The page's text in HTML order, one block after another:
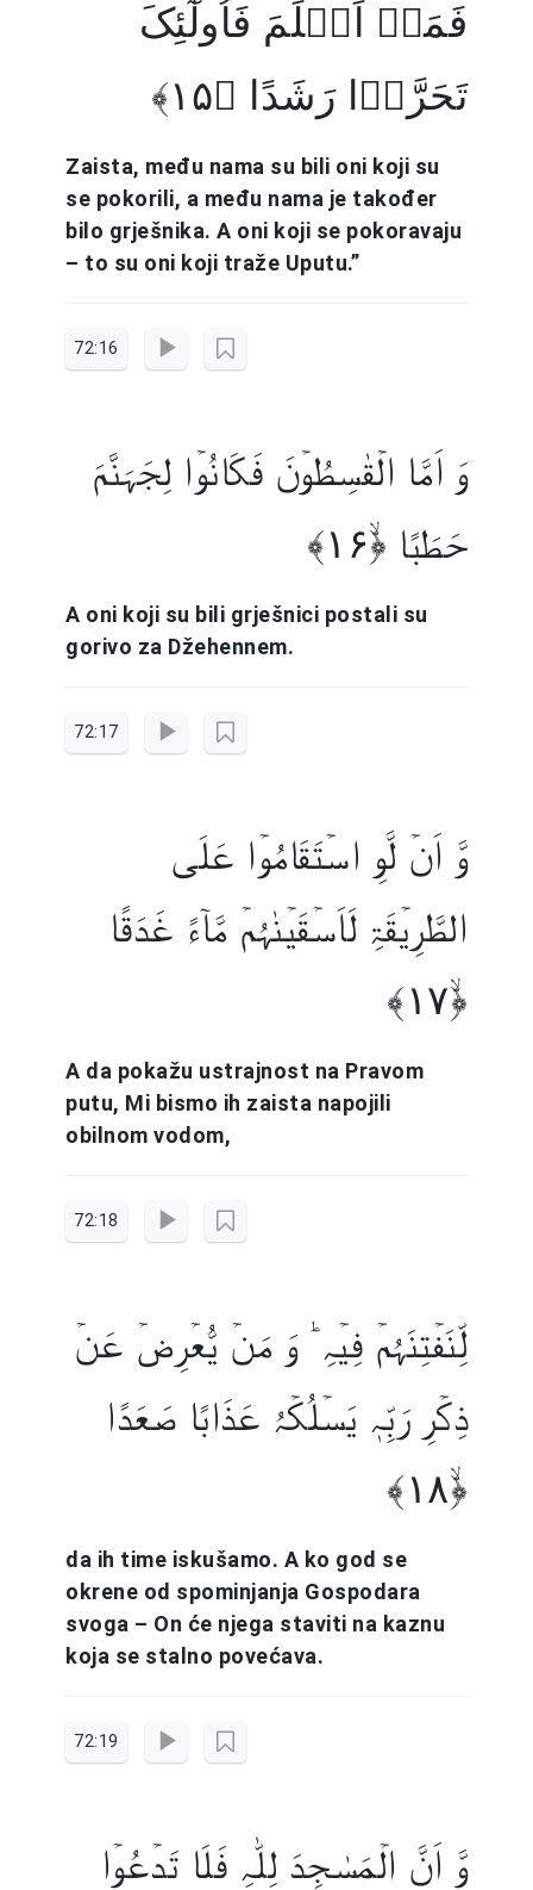
فَمَنۡ اَسۡلَمَ فَاُولٰٓئِکَ
تَحَرَّوۡا رَشَدًا ﴿۱۵﴾
Zaista, među nama su bili oni koji su
se pokorili, a među nama je također
bilo grješnika. A oni koji se pokoravaju
– to su oni koji traže Uputu.”
72:16
وَ اَمَّا الۡقٰسِطُوۡنَ فَکَانُوۡا لِجَہَنَّمَ
حَطَبًا ﴿ۙ۱۶﴾
A oni koji su bili grješnici postali su
gorivo za Džehennem.
72:17
وَّ اَنۡ لَّوِ اسۡتَقَامُوۡا عَلَی
الطَّرِیۡقَۃِ لَاَسۡقَیۡنٰہُمۡ مَّآءً غَدَقًا
﴿ۙ۱۷﴾
A da pokažu ustrajnost na Pravom
putu, Mi bismo ih zaista napojili
obilnom vodom,
72:18
لِّنَفۡتِنَہُمۡ فِیۡہِ ؕ وَ مَنۡ یُّعۡرِضۡ عَنۡ
ذِکۡرِ رَبِّہٖ یَسۡلُکۡہُ عَذَابًا صَعَدًا
﴿ۙ۱۸﴾
da ih time iskušamo. A ko god se
okrene od spominjanja Gospodara
svoga – On će njega staviti na kaznu
koja se stalno povećava.
72:19
وَّ اَنَّ الۡمَسٰجِدَ لِلّٰہِ فَلَا تَدۡعُوۡا